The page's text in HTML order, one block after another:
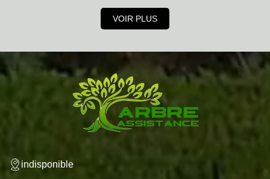
VOIR PLUS
indisponible